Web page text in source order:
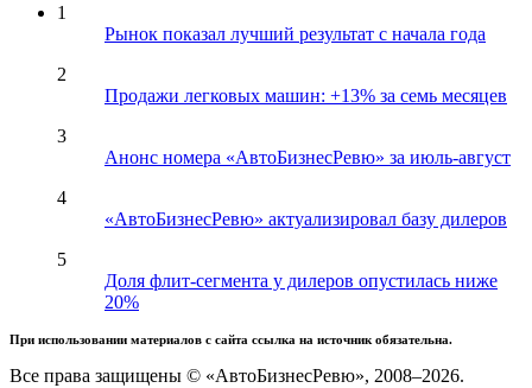
1
Рынок показал лучший результат с начала года
2
Продажи легковых машин: +13% за семь месяцев
3
Анонс номера «АвтоБизнесРевю» за июль-август
4
«АвтоБизнесРевю» актуализировал базу дилеров
5
Доля флит-сегмента у дилеров опустилась ниже
20%
При использовании материалов с сайта ссылка на источник обязательна.
Все права защищены © «АвтоБизнесРевю», 2008–2026.